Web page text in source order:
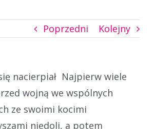
Poprzedni Kolejny
nacierpiał Najpierw wiele
wojną we wspólnych
ze swoimi kocimi
niedoli, a potem